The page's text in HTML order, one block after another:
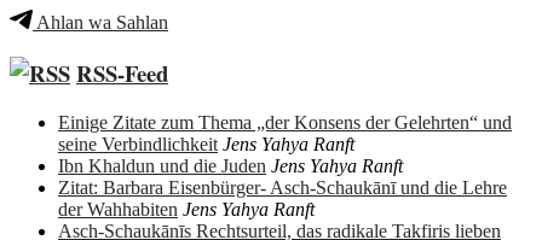
Ahlan wa Sahlan
RSS-Feed
Einige Zitate zum Thema „der Konsens der Gelehrten“ und
seine Verbindlichkeit Jens Yahya Ranft
Ibn Khaldun und die Juden Jens Yahya Ranft
Zitat: Barbara Eisenbürger- Asch-Schaukānī und die Lehre
der Wahhabiten Jens Yahya Ranft
Asch-Schaukānīs Rechtsurteil, das radikale Takfiris lieben